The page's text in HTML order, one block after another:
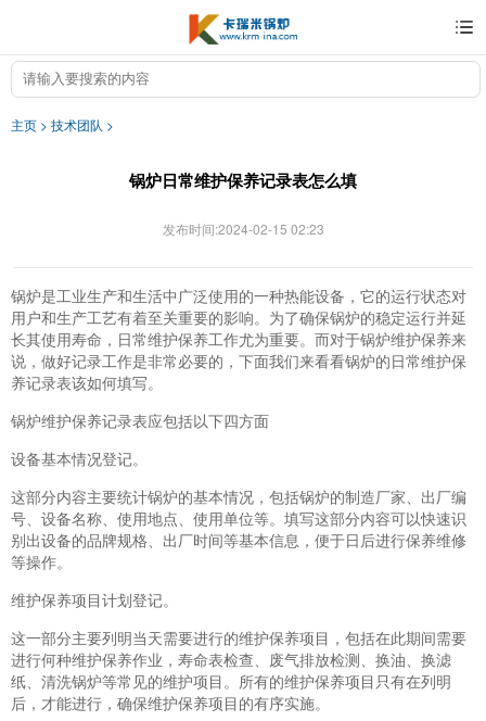
主页 > 技术团队 >
锅炉日常维护保养记录表怎么填
发布时间:2024-02-15 02:23
锅炉是工业生产和生活中广泛使用的一种热能设备，它的运行状态对
用户和生产工艺有着至关重要的影响。为了确保锅炉的稳定运行并延
长其使用寿命，日常维护保养工作尤为重要。而对于锅炉维护保养来
说，做好记录工作是非常必要的，下面我们来看看锅炉的日常维护保
养记录表该如何填写。
锅炉维护保养记录表应包括以下四方面
设备基本情况登记。
这部分内容主要统计锅炉的基本情况，包括锅炉的制造厂家、出厂编
号、设备名称、使用地点、使用单位等。填写这部分内容可以快速识
别出设备的品牌规格、出厂时间等基本信息，便于日后进行保养维修
等操作。
维护保养项目计划登记。
这一部分主要列明当天需要进行的维护保养项目，包括在此期间需要
进行何种维护保养作业，寿命表检查、废气排放检测、换油、换滤
纸、清洗锅炉等常见的维护项目。所有的维护保养项目只有在列明
后，才能进行，确保维护保养项目的有序实施。